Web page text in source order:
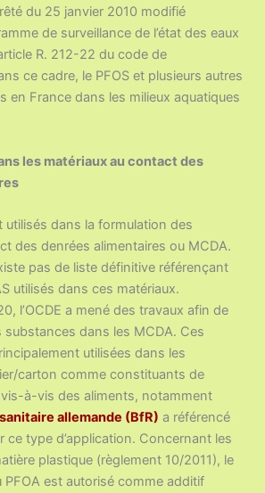
du 25 janvier 2010 modifié
de surveillance de l’état des eaux
R. 212-22 du code de
ce cadre, le PFOS et plusieurs autres
en France dans les milieux aquatiques
les matériaux au contact des
utilisés dans la formulation des
des denrées alimentaires ou MCDA.
pas de liste définitive référençant
utilisés dans ces matériaux.
l’OCDE a mené des travaux afin de
substances dans les MCDA. Ces
utilisées dans les
carton comme constituants de
à-vis des aliments, notamment
allemande (BfR) a référencé
ce type d’application. Concernant les
plastique (règlement 10/2011), le
PFOA est autorisé comme additif